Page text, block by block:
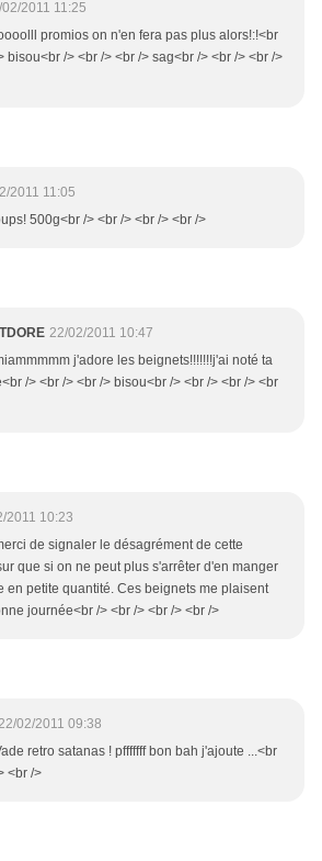
2011 11:25
promios on n'en fera pas plus alors!:!<br
bisou<br /> <br /> <br /> sag<br /> <br /> <br />
2011 11:05
500g<br /> <br /> <br /> <br />
22/02/2011 10:47
j'adore les beignets!!!!!!!j'ai noté ta
/> <br /> <br /> bisou<br /> <br /> <br /> <br
2011 10:23
de signaler le désagrément de cette
que si on ne peut plus s'arrêter d'en manger
en petite quantité. Ces beignets me plaisent
journée<br /> <br /> <br /> <br />
02/2011 09:38
retro satanas ! pfffffff bon bah j'ajoute ...<br
<br />